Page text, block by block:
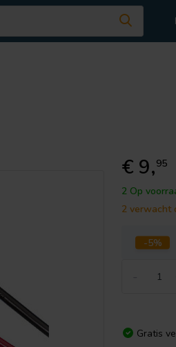
€ 9,95
2 Op
2 verwacht
-5%
Gratis